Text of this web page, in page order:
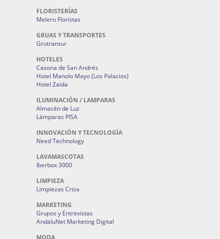
FLORISTERÍAS
Melero Floristas
GRUAS Y TRANSPORTES
Grutransur
HOTELES
Casona de San Andrés
Hotel Manolo Mayo (Los Palacios)
Hotel Zaida
ILUMINACIÓN / LAMPARAS
Almacén de Luz
Lámparas PISA
INNOVACIÓN Y TECNOLOGÍA
Need Technology
LAVAMASCOTAS
Iberbox 3000
LIMPIEZA
Limpiezas Criza
MARKETING
Grupos y Entrevistas
AndaluNet Marketing Digital
MODA